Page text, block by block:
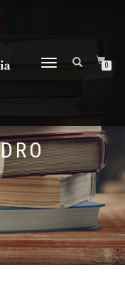
NAVEGACIÓN
0